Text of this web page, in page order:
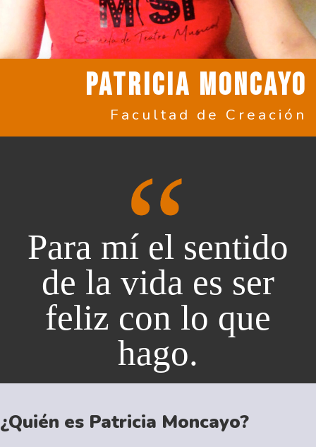
PATRICIA MONCAYO
Facultad de Creación
Para mí el sentido
de la vida es ser
feliz con lo que
hago.
¿Quién es Patricia Moncayo?